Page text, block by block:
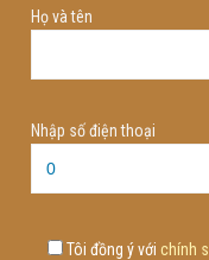
Họ và tên
Nhập số điện thoại
Tôi đồng ý với chính